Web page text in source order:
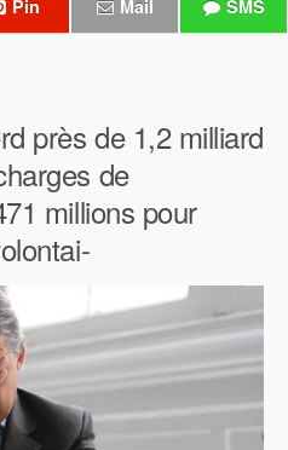
Pin Mail SMS
près de 1,2 milliard
de
millions pour